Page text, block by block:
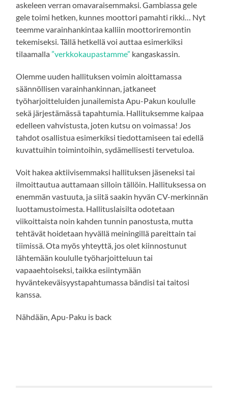
askeleen verran omavaraisemmaksi. Gambiassa gele
gele toimi hetken, kunnes moottori pamahti rikki… Nyt
teemme varainhankintaa kalliin moottoriremontin
tekemiseksi. Tällä hetkellä voi auttaa esimerkiksi
tilaamalla”verkkokaupastamme” kangaskassin.
Olemme uuden hallituksen voimin aloittamassa
säännöllisen varainhankinnan, jatkaneet
työharjoitteluiden junailemista Apu-Pakun koululle
sekä järjestämässä tapahtumia. Hallituksemme kaipaa
edelleen vahvistusta, joten kutsu on voimassa! Jos
tahdot osallistua esimerkiksi tiedottamiseen tai edellä
kuvattuihin toimintoihin, sydämellisesti tervetuloa.
Voit hakea aktiivisemmaksi hallituksen jäseneksi tai
ilmoittautua auttamaan silloin tällöin. Hallituksessa on
enemmän vastuuta, ja siitä saakin hyvän CV-merkinnän
luottamustoimesta. Hallituslaisilta odotetaan
viikoittaista noin kahden tunnin panostusta, mutta
tehtävät hoidetaan hyvällä meiningillä pareittain tai
tiimissä. Ota myös yhteyttä, jos olet kiinnostunut
lähtemään koululle työharjoitteluun tai
vapaaehtoiseksi, taikka esiintymään
hyväntekeväisyystapahtumassa bändisi tai taitosi
kanssa.
Nähdään, Apu-Paku is back